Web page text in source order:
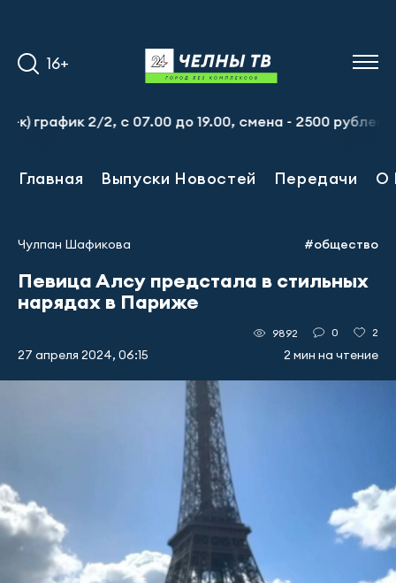
16+
2/2, с 07.00 до 19.00, смена - 2500 рублей. Пр-т
Главная Выпуски Новостей Передачи О
Чулпан Шафикова #общество
Певица Алсу предстала в стильных
нарядах в Париже
27 апреля 2024, 06:15
9892 0 2
2 мин на чтение